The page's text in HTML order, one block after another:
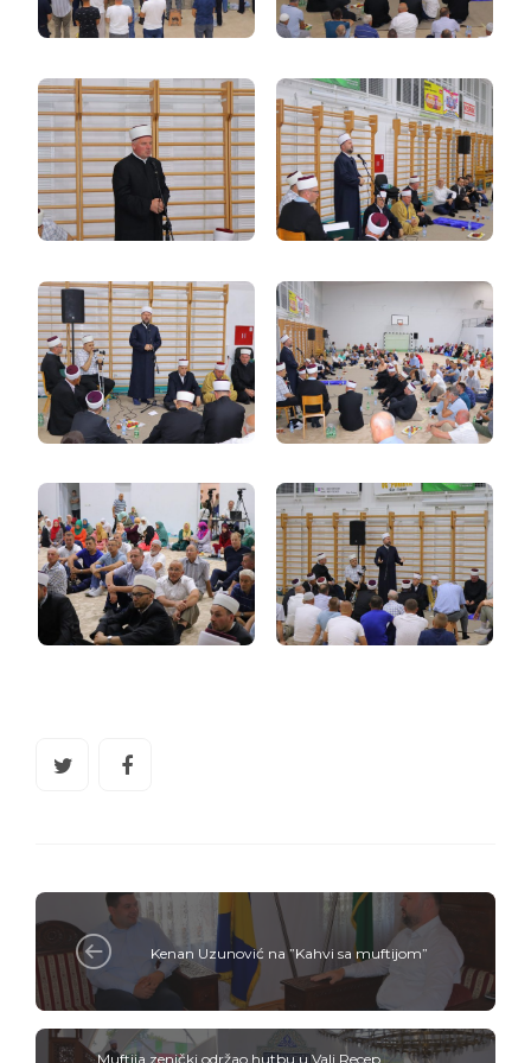
Kenan Uzunović na ”Kahvi sa muftijom”
Muftija zenički održao hutbu u Vali Recep